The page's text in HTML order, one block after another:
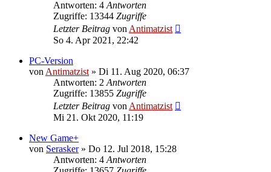
Antworten: 4 Antworten
Zugriffe: 13344 Zugriffe
Letzter Beitrag von Antimatzist
So 4. Apr 2021, 22:42
PC-Version
von Antimatzist » Di 11. Aug 2020, 06:37
Antworten: 2 Antworten
Zugriffe: 13855 Zugriffe
Letzter Beitrag von Antimatzist
Mi 21. Okt 2020, 11:19
New Game+
von Serasker» Do 12. Jul 2018, 15:28
Antworten: 4 Antworten